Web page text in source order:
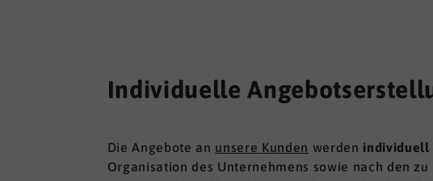
Individuelle
Die Angebote an unsere Kunden werden individuell
Organisation des Unternehmens sowie nach den